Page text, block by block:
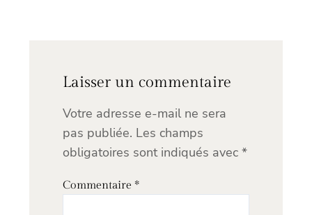
Laisser un commentaire
Votre adresse e-mail ne sera
pas publiée. Les champs
obligatoires sont indiqués avec *
Commentaire *